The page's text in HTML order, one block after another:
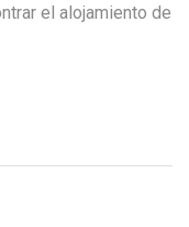
el alojamiento de